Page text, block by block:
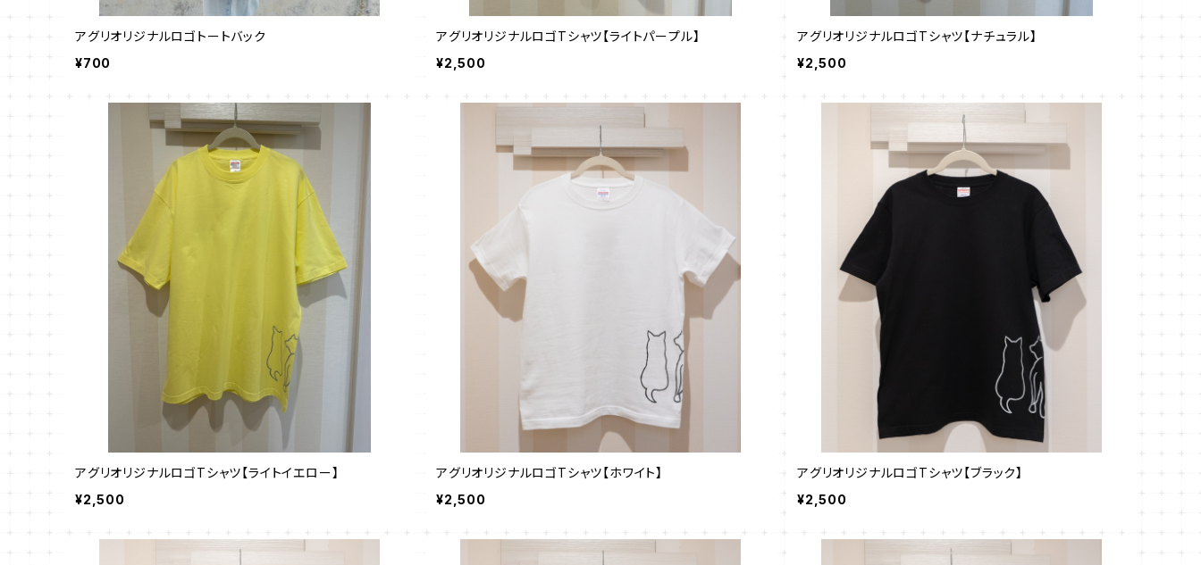
アグリオリジナルロゴトートバック
¥700
アグリオリジナルロゴTシャツ【ライトパープル】
¥2,500
アグリオリジナルロゴTシャツ【ナチュラル】
¥2,500
アグリオリジナルロゴTシャツ【ライトイエロー】
¥2,500
アグリオリジナルロゴTシャツ【ホワイト】
¥2,500
アグリオリジナルロゴTシャツ【ブラック】
¥2,500